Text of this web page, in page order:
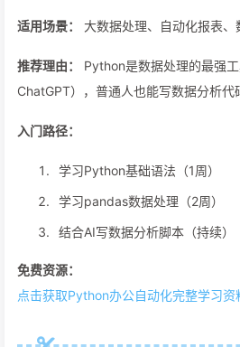
适用场景： 大数据处理、自动化报表、
推荐理由：
Python是数据处理的最强
ChatGPT），普通人也能写数据分析代
入门路径：
学习Python基础语法（1周）
学习pandas数据处理（2周）
结合AI写数据分析脚本（持续）
免费资源：
点击获取Python办公自动化完整学习资